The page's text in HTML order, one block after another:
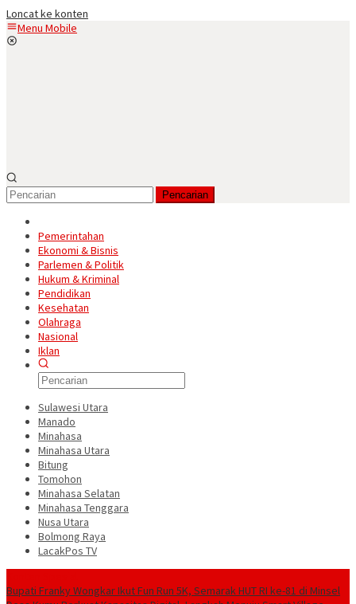
Loncat ke konten
Menu Mobile
Pencarian
Pemerintahan
Ekonomi & Bisnis
Parlemen & Politik
Hukum & Kriminal
Pendidikan
Kesehatan
Olahraga
Nasional
Iklan
Sulawesi Utara
Manado
Minahasa
Minahasa Utara
Bitung
Tomohon
Minahasa Selatan
Minahasa Tenggara
Nusa Utara
Bolmong Raya
LacakPos TV
Bupati Franky Wongkar Ikut Fun Run 5K, Semarak HUT RI ke-81 di Minsel